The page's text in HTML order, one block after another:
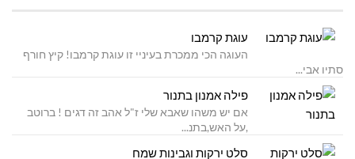
עוגת קרמבו
העוגה הכי ממכרת בעיניי זו עוגת קרמבו! קיץ חורף
סתיו אבי...
פילה אמנון בתנור
אם יש משהו שאבא שלי ז"ל אהב זה דגים ! ברוטב
,על האש,בתנ...
סלט ירקות וגבינות שמח